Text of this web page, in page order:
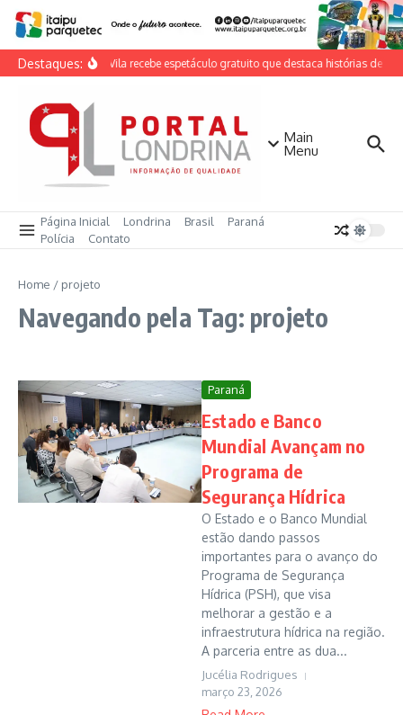
Ir para o conteúdo
Destaques:Casa da Vila recebe espetáculo gratuito que destaca histórias de
Main
Menu
Página Inicial Londrina Brasil
Paraná
Polícia
Contato
Home / projeto
Navegando pela Tag: projeto
Paraná
Estado e Banco
Mundial Avançam no
Programa de
Segurança Hídrica
O Estado e o Banco Mundial
estão dando passos
importantes para o avanço do
Programa de Segurança
Hídrica (PSH), que visa
melhorar a gestão e a
infraestrutura hídrica na região.
A parceria entre as dua...
Jucélia Rodrigues
março 23, 2026